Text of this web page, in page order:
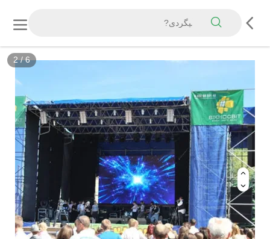
2/6